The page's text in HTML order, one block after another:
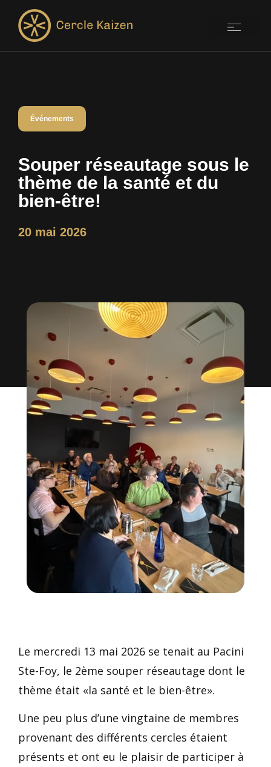
Événements
Souper réseautage sous le
thème de la santé et du
bien-être!
20 mai 2026
Le mercredi 13 mai 2026 se tenait au Pacini
Ste-Foy, le 2ème souper réseautage dont le
thème était «la santé et le bien-être».
Une peu plus d’une vingtaine de membres
provenant des différents cercles étaient
présents et ont eu le plaisir de participer à